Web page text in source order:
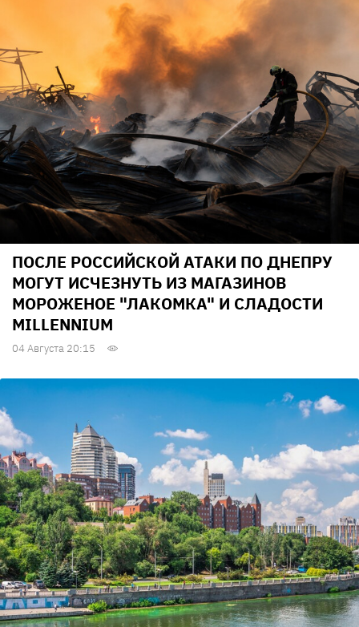
ПОСЛЕ РОССИЙСКОЙ АТАКИ ПО ДНЕПРУ
МОГУТ ИСЧЕЗНУТЬ ИЗ МАГАЗИНОВ
МОРОЖЕНОЕ "ЛАКОМКА" И СЛАДОСТИ
MILLENNIUM
04 Августа 20:15